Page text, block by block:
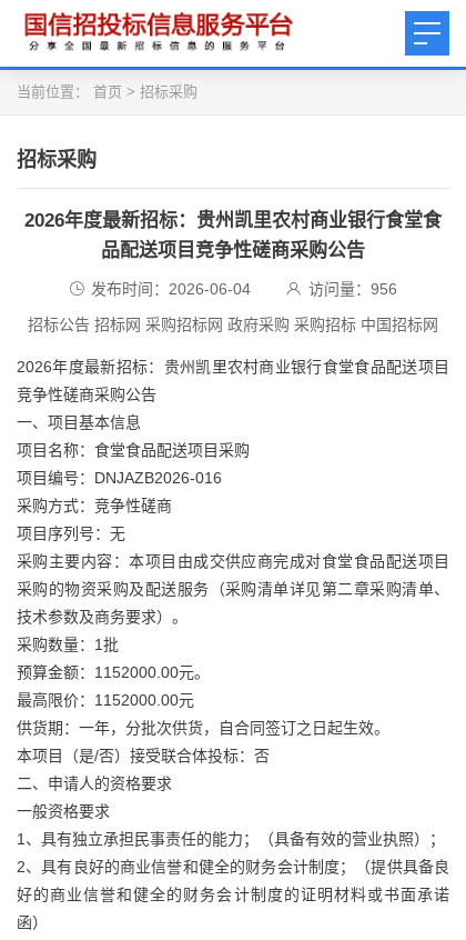
当前位置： 首页 > 招标采购
招标采购
2026年度最新招标：贵州凯里农村商业银行食堂食
品配送项目竞争性磋商采购公告
发布时间：2026-06-04 访问量： 956
招标公告 招标网 采购招标网 政府采购 采购招标 中国招标网
2026年度最新招标：贵州凯里农村商业银行食堂食品配送项目
竞争性磋商采购公告
一、项目基本信息
项目名称：食堂食品配送项目采购
项目编号：DNJAZB2026-016
采购方式：竞争性磋商
项目序列号：无
采购主要内容：本项目由成交供应商完成对食堂食品配送项目
采购的物资采购及配送服务（采购清单详见第二章采购清单、
技术参数及商务要求）。
采购数量：1批
预算金额：1152000.00元。
最高限价：1152000.00元
供货期：一年，分批次供货，自合同签订之日起生效。
本项目（是/否）接受联合体投标：否
二、申请人的资格要求
一般资格要求
1、具有独立承担民事责任的能力；（具备有效的营业执照）；
2、具有良好的商业信誉和健全的财务会计制度；（提供具备良
好的商业信誉和健全的财务会计制度的证明材料或书面承诺
函）